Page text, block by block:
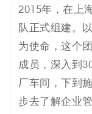
I
无
代
码
2015年，在上
队正式组建。
为使命，这个
成员，深入到
厂车间，下到
步去了解企业